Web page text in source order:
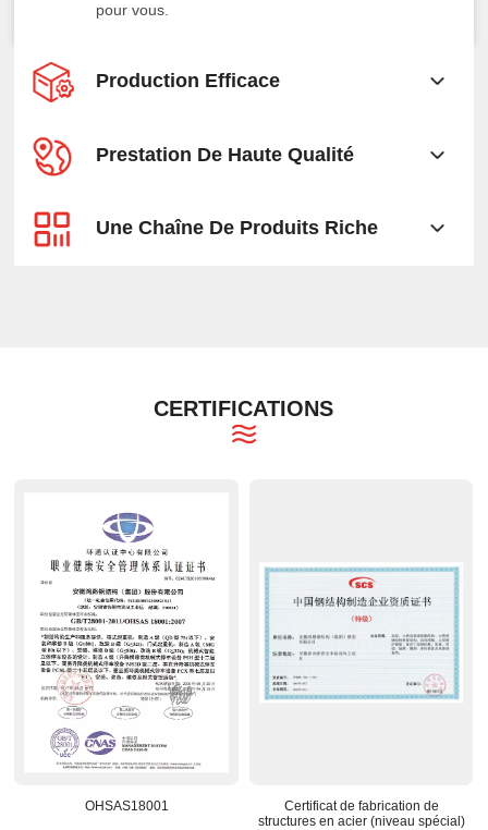
pour vous.
Production Efficace
Prestation De Haute Qualité
Une Chaîne De Produits Riche
CERTIFICATIONS
OHSAS18001
Certificat de fabrication de
structures en acier (niveau spécial)